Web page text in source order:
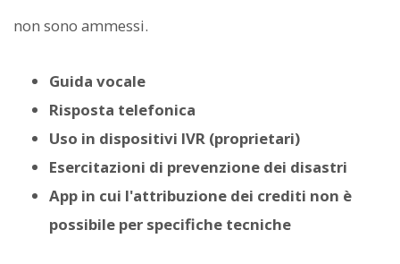
non sono ammessi.
Guida vocale
Risposta telefonica
Uso in dispositivi IVR (proprietari)
Esercitazioni di prevenzione dei disastri
App in cui l'attribuzione dei crediti non è
possibile per specifiche tecniche